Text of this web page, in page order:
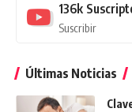
136k
Suscribir
Últimas Noticias